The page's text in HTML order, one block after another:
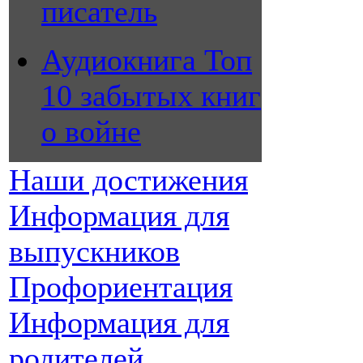
писатель
Аудиокнига Топ
10 забытых книг
о войне
Наши достижения
Информация для
выпускников
Профориентация
Информация для